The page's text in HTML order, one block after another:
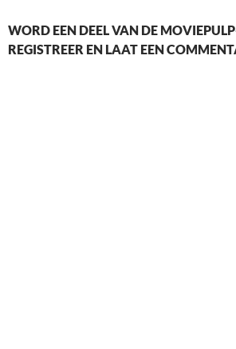
WORD EEN DEEL VAN DE
REGISTREER EN LAAT EEN